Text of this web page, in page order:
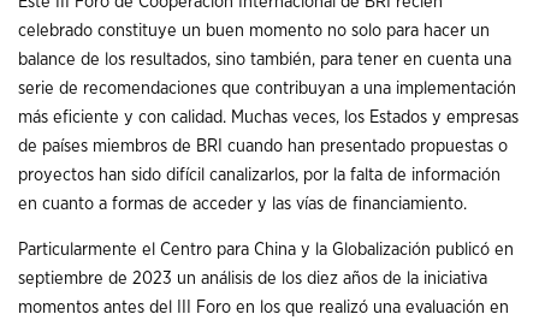
celebrado constituye un buen momento no solo para hacer un
balance de los resultados, sino también, para tener en cuenta una
serie de recomendaciones que contribuyan a una implementación
más eficiente y con calidad. Muchas veces, los Estados y empresas
de países miembros de BRI cuando han presentado propuestas o
proyectos han sido difícil canalizarlos, por la falta de información
en cuanto a formas de acceder y las vías de financiamiento.
Particularmente el Centro para China y la Globalización publicó en
septiembre de 2023 un análisis de los diez años de la iniciativa
momentos antes del III Foro en los que realizó una evaluación en